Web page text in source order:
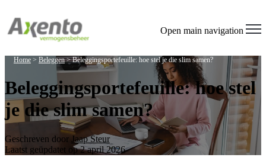
All
Accessibility
reader.
To
start
the
All
in
One
Accessibility
Open main navigation
Home > Beleggen>Beleggingsportefeuille: hoe stel je die slim samen?
Beleggingsportefeuille: hoe stel
je die slim samen?
Geschreven door Jaap Steur
Laatst geüpdatet op 2 april 2026